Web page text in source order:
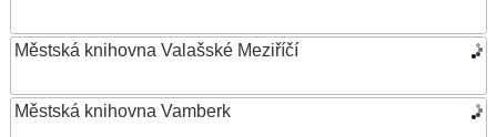
Městská knihovna Valašské Meziříčí
Městská knihovna Vamberk